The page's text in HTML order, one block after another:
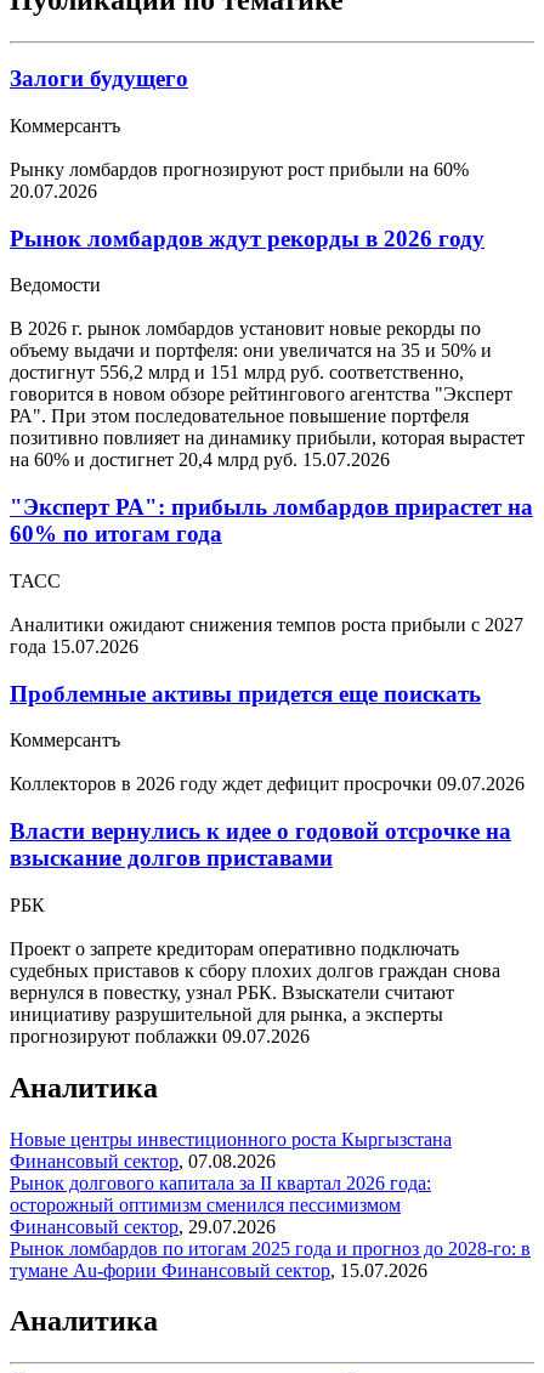
Залоги будущего
Коммерсантъ
Рынку ломбардов прогнозируют рост прибыли на 60%
20.07.2026
Рынок ломбардов ждут рекорды в 2026 году
Ведомости
В 2026 г. рынок ломбардов установит новые рекорды по
объему выдачи и портфеля: они увеличатся на 35 и 50% и
достигнут 556,2 млрд и 151 млрд руб. соответственно,
говорится в новом обзоре рейтингового агентства "Эксперт
РА". При этом последовательное повышение портфеля
позитивно повлияет на динамику прибыли, которая вырастет
на 60% и достигнет 20,4 млрд руб. 15.07.2026
"Эксперт РА": прибыль ломбардов прирастет на
60% по итогам года
ТАСС
Аналитики ожидают снижения темпов роста прибыли с 2027
года 15.07.2026
Проблемные активы придется еще поискать
Коммерсантъ
Коллекторов в 2026 году ждет дефицит просрочки 09.07.2026
Власти вернулись к идее о годовой отсрочке на
взыскание долгов приставами
РБК
Проект о запрете кредиторам оперативно подключать
судебных приставов к сбору плохих долгов граждан снова
вернулся в повестку, узнал РБК. Взыскатели считают
инициативу разрушительной для рынка, а эксперты
прогнозируют поблажки 09.07.2026
Аналитика
Новые центры инвестиционного роста Кыргызстана
Финансовый сектор, 07.08.2026
Рынок долгового капитала за II квартал 2026 года:
осторожный оптимизм сменился пессимизмом
Финансовый сектор, 29.07.2026
Рынок ломбардов по итогам 2025 года и прогноз до 2028-го: в
тумане Au-фории Финансовый сектор, 15.07.2026
Аналитика